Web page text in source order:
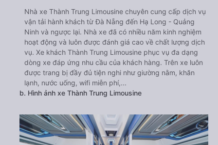
Nhà xe Thành Trung Limousine chuyên cung cấp dịch vụ
vận tải hành khách từ Đà Nẵng đến Hạ Long - Quảng
Ninh và ngược lại. Nhà xe đã có nhiều năm kinh nghiệm
hoạt động và luôn được đánh giá cao về chất lượng dịch
vụ. Xe khách Thành Trung Limousine phục vụ đa dạng
dòng xe đáp ứng nhu cầu của khách hàng. Trên xe luôn
được trang bị đầy đủ tiện nghi như giường nằm, khăn
lạnh, nước uống, wifi miễn phí,...
b. Hình ảnh xe Thành Trung Limousine